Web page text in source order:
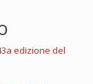
edizione del